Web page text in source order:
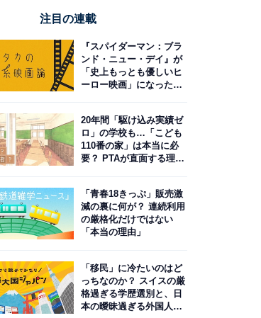
注目の連載
『スパイダーマン：ブラ
ンド・ニュー・デイ』が
「史上もっとも優しいヒ
ーロー映画」になった理
20年間「駆け込み実績ゼ
ロ」の学校も…「こども
110番の家」は本当に必
要？ PTAが直面する理想
「青春18きっぷ」販売激
減の裏に何が？ 連続利用
の厳格化だけではない
「本当の理由」
「移民」に冷たいのはど
っちなのか？ スイスの厳
格過ぎる学歴選別と、日
本の曖昧過ぎる外国人政